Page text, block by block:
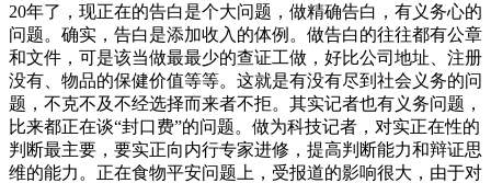
20年了，现正在的告白是个大问题，做精确告白，有义务心的
问题。确实，告白是添加收入的体例。做告白的往往都有公章
和文件，可是该当做最最少的查证工做，好比公司地址、注册
没有、物品的保健价值等等。这就是有没有尽到社会义务的问
题，不克不及不经选择而来者不拒。其实记者也有义务问题，
比来都正在谈“封口费”的问题。做为科技记者，对实正在性的
判断最主要，要实正向内行专家进修，提高判断能力和辩证思
维的能力。正在食物平安问题上，受报道的影响很大，由于对